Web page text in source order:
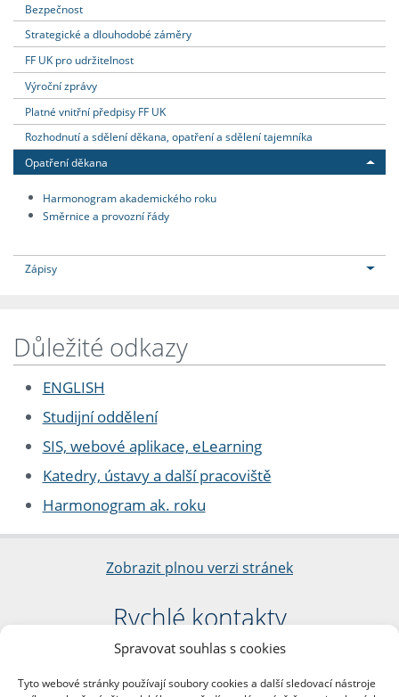
Spravovat souhlas s cookies
Tyto webové stránky používají soubory cookies a další sledovací nástroje
Bezpečnost
Strategické a dlouhodobé záměry
FF UK pro udržitelnost
Výroční zprávy
Platné vnitřní předpisy FF UK
Rozhodnutí a sdělení děkana, opatření a sdělení tajemníka
Opatření děkana
Harmonogram akademického roku
Směrnice a provozní řády
Zápisy
Důležité odkazy
ENGLISH
Studijní oddělení
SIS, webové aplikace, eLearning
Katedry, ústavy a další pracoviště
Harmonogram ak. roku
Zobrazit plnou verzi stránek
Rychlé kontakty
Filozofická fakulta
nám. Jana Palacha 1/2